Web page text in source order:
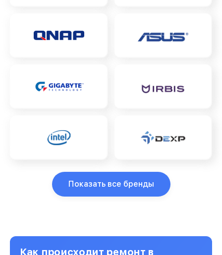
Показать все бренды
Как происходит ремонт в